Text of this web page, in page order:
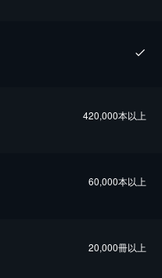
420,000本以上
60,000本以上
20,000冊以上